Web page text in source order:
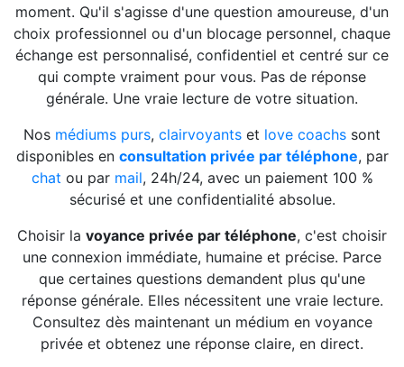
moment. Qu'il s'agisse d'une question amoureuse, d'un
choix professionnel ou d'un blocage personnel, chaque
échange est personnalisé, confidentiel et centré sur ce
qui compte vraiment pour vous. Pas de réponse
générale. Une vraie lecture de votre situation.
Nos médiums purs, clairvoyants et love coachs sont
disponibles en consultation privée par téléphone, par
chat ou par mail, 24h/24, avec un paiement 100 %
sécurisé et une confidentialité absolue.
Choisir la voyance privée par téléphone, c'est choisir
une connexion immédiate, humaine et précise. Parce
que certaines questions demandent plus qu'une
réponse générale. Elles nécessitent une vraie lecture.
Consultez dès maintenant un médium en voyance
privée et obtenez une réponse claire, en direct.